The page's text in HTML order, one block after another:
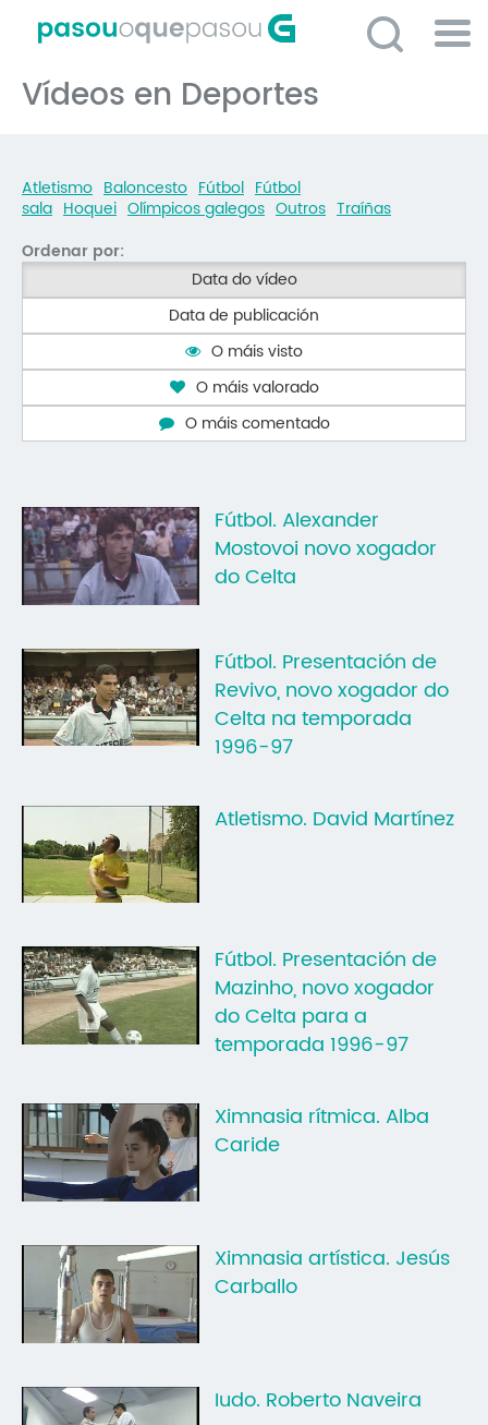
contido
Vídeos en Deportes
Atletismo Baloncesto Fútbol Fútbol
sala Hoquei Olímpicos galegos Outros Traíñas
Ordenar por:
Data do vídeo
Data de publicación
O máis visto
O máis valorado
O máis comentado
Fútbol. Alexander
Mostovoi novo xogador
do Celta
Fútbol. Presentación de
Revivo, novo xogador do
Celta na temporada
1996-97
Atletismo. David Martínez
Fútbol. Presentación de
Mazinho, novo xogador
do Celta para a
temporada 1996-97
Ximnasia rítmica. Alba
Caride
Ximnasia artística. Jesús
Carballo
Iudo. Roberto Naveira